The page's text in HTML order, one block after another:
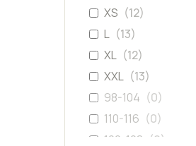
XS (12)
L (13)
XL (12)
XXL (13)
98-104 (0)
110-116 (0)
122-128 (0)